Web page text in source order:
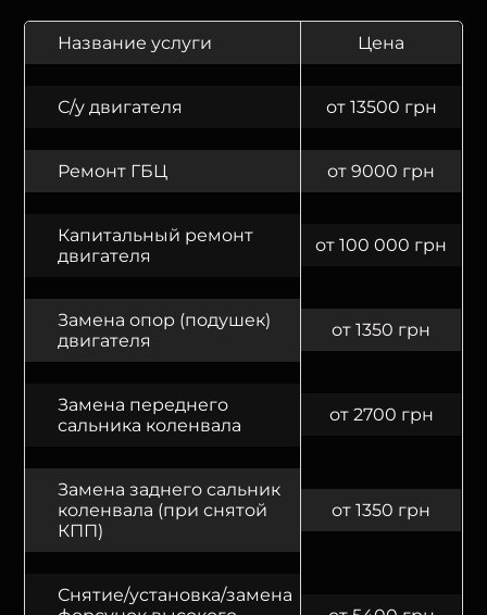
Название услуги Цена
С/у двигателя от 13500 грн
Ремонт ГБЦ от 9000 грн
Капитальный ремонт
двигателя
от 100 000 грн
Замена опор (подушек)
двигателя
от 1350 грн
Замена переднего
сальника коленвала
от 2700 грн
Замена заднего сальник
коленвала (при снятой
КПП)
от 1350 грн
Снятие/установка/замена